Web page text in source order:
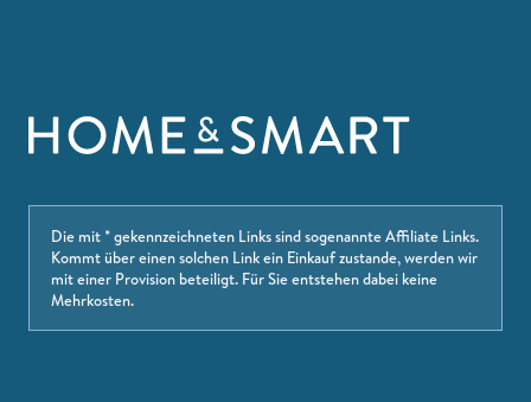
Die mit * gekennzeichneten Links sind sogenannte Affiliate Links.
Kommt über einen solchen Link ein Einkauf zustande, werden wir
mit einer Provision beteiligt. Für Sie entstehen dabei keine
Mehrkosten.